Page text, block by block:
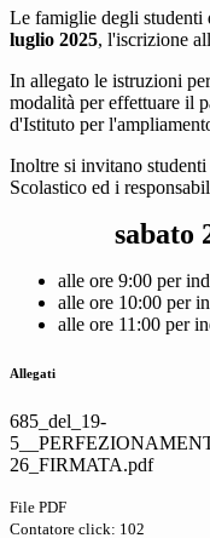
Le famiglie degli studenti
luglio 2025, l'iscrizione
In allegato le istruzioni
modalità per effettuare il
d'Istituto per
Inoltre si invitano
Scolastico ed i
sabato
alle ore 9:00 per
alle ore 10:00 per
alle ore 11:00 per
Allegati
685_del_19-
26_FIRMATA.pdf
File PDF
Contatore click: 102